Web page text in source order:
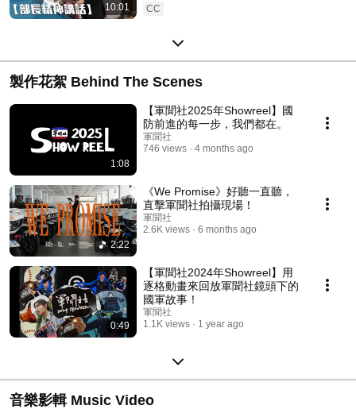
10:01
CC
製作花絮 Behind The Scenes
1:08
【軍聞社2025年Showreel】國
防前進的每一步，我們都在。
軍聞社
746 views
4 months ago
2:22
《We Promise》好聽一直聽，
直擊軍聞社拍攝現場！
軍聞社
2.6K views
6 months ago
0:49
【軍聞社2024年Showreel】用
逐格動畫來回放軍聞社鏡頭下的
國軍故事！
軍聞社
1.1K views
1 year ago
音樂影輯 Music Video